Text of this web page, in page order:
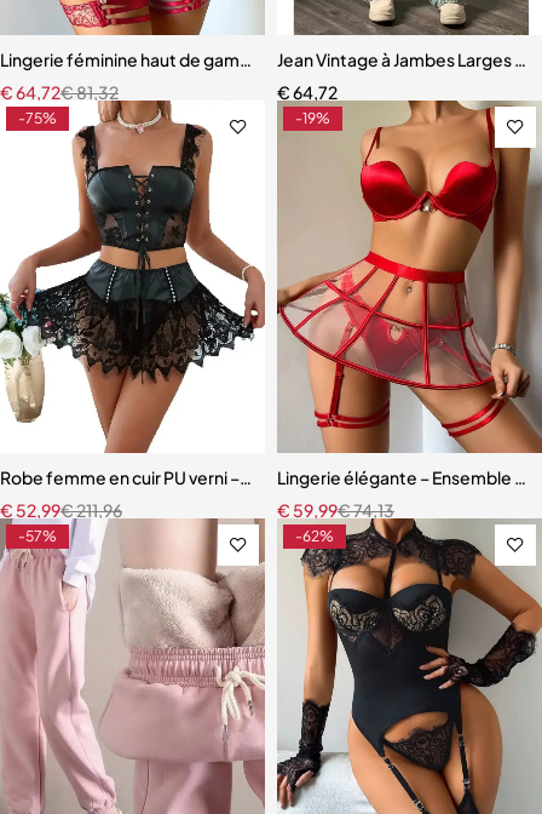
Lingerie féminine haut de gamme – Soutien-gorge et culotte en
€81,32
€64,72
Jean Vintage à Jambes Larges
€64,72
-75%
Robe femme en cuir PU verni – Dentelle à cils et détails à œillets
€211,96
€ 52,99
-19%
Lingerie élégante – Ensemble
€74,13
€ 59,99
-57% -62%